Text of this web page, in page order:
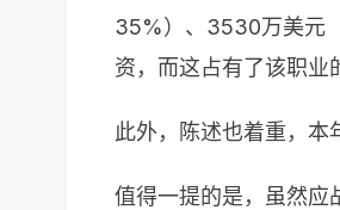
35%）、3530万美元
资，而这占有了该职业
此外，陈述也着重，本
值得一提的是，虽然